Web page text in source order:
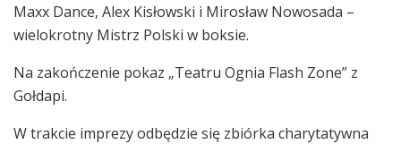
Maxx Dance, Alex Kisłowski i Mirosław Nowosada –
wielokrotny Mistrz Polski w boksie.
Na zakończenie pokaz „Teatru Ognia Flash Zone” z
Gołdapi.
W trakcie imprezy odbędzie się zbiórka charytatywna